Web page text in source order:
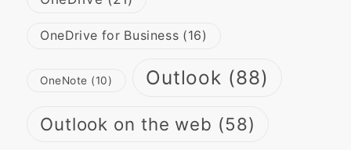
OneDrive for Business (16)
OneNote (10) Outlook (88)
Outlook on the web (58)